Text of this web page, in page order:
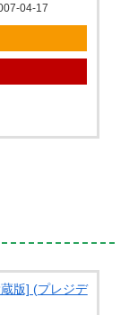
04-17
版] (プレジデ